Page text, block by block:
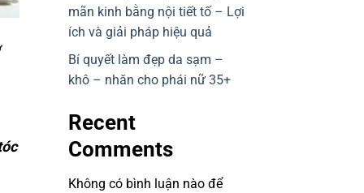
mãn kinh bằng nội tiết tố – Lợi
ích và giải pháp hiệu quả
Bí quyết làm đẹp da sạm –
khô – nhăn cho phái nữ 35+
Recent
Comments
Không có bình luận nào để